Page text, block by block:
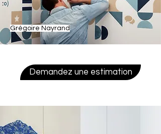
Grégoire Nayrand
Demandez une estimation